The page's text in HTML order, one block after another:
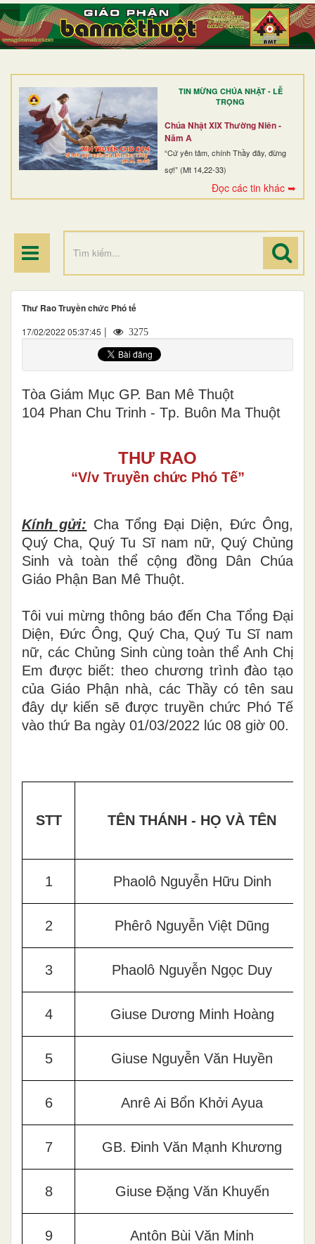
TIN MỪNG CHÚA NHẬT - LỄ
TRỌNG
Chúa Nhật XIX Thường Niên -
Năm A
“Cứ yên tâm, chính Thầy đây, đừng
sợ!” (Mt 14,22-33)
Đọc các tin khác ➥
TRANG NHẤT
GIỚI THIỆU
DÒNG TU
BAN MỤC VỤ
ĐOÀN THỂ CG
Thư Rao Truyền chức Phó tế
17/02/2022 05:37:45 | 3275
Tòa Giám Mục GP. Ban Mê Thuột
104 Phan Chu Trinh - Tp. Buôn Ma Thuột
THƯ RAO
“V/v Truyền chức Phó Tế”
Kính gửi: Cha Tổng Đại Diện, Đức Ông,
Quý Cha, Quý Tu Sĩ nam nữ, Quý Chủng
Sinh và toàn thể cộng đồng Dân Chúa
Giáo Phận Ban Mê Thuột.
Tôi vui mừng thông báo đến Cha Tổng Đại
Diện, Đức Ông, Quý Cha, Quý Tu Sĩ nam
nữ, các Chủng Sinh cùng toàn thể Anh Chị
Em được biết: theo chương trình đào tạo
của Giáo Phận nhà, các Thầy có tên sau
đây dự kiến sẽ được truyền chức Phó Tế
vào thứ Ba ngày 01/03/2022 lúc 08 giờ 00.
STT TÊN THÁNH - HỌ VÀ TÊN
1 Phaolô Nguyễn Hữu Dinh
2 Phêrô Nguyễn Việt Dũng
3 Phaolô Nguyễn Ngọc Duy
4 Giuse Dương Minh Hoàng
5 Giuse Nguyễn Văn Huyền
6 Anrê Ai Bổn Khởi Ayua
7 GB. Đinh Văn Mạnh Khương
8 Giuse Đặng Văn Khuyến
9 Antôn Bùi Văn Minh